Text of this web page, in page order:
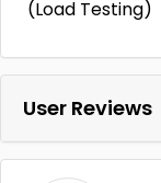
(Load Testing)
User Reviews